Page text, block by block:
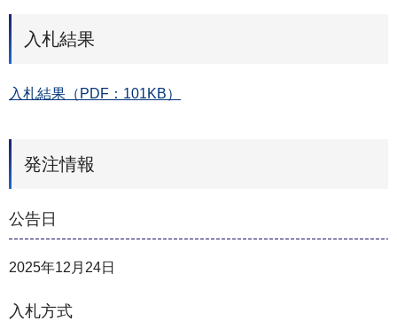
入札結果
入札結果（PDF：101KB）
発注情報
公告日
2025年12月24日
入札方式